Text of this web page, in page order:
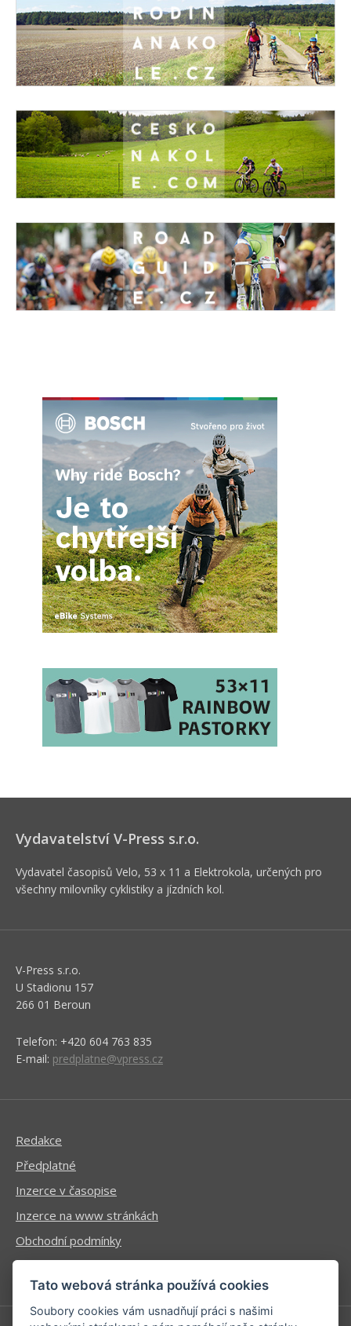
Vydavatelství V-Press s.r.o.
Vydavatel časopisů Velo, 53 x 11 a Elektrokola, určených pro
všechny milovníky cyklistiky a jízdních kol.
V-Press s.r.o.
U Stadionu 157
266 01 Beroun
Telefon: +420 604 763 835
E-mail: predplatne@vpress.cz
Redakce
Předplatné
Inzerce v časopise
Inzerce na www stránkách
Obchodní podmínky
Ochrana osobních údajů
Tato webová stránka používá cookies
Soubory cookies vám usnadňují práci s našimi